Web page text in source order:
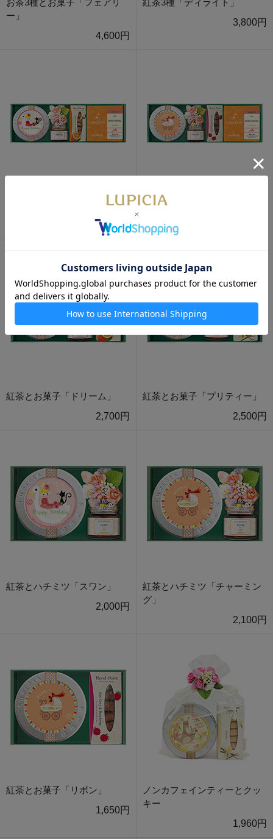
お茶3種とお菓子「フェアリ
ー」
4,600円
紅茶3種「ディライト」
3,800円
紅茶2種とお菓子「ジョイ」
3,150円
紅茶2種とお菓子「スマイル」
紅茶とお菓子「ドリーム」
2,700円
紅茶とお菓子「プリティー」
2,500円
紅茶とハチミツ「スワン」
2,000円
紅茶とハチミツ「チャーミン
グ」
2,100円
紅茶とお菓子「リボン」
1,650円
ノンカフェインティーとクッ
キー
1,960円